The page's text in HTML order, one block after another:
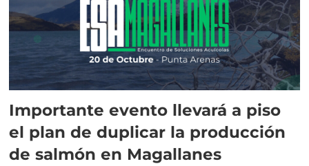
Importante evento llevará a piso
el plan de duplicar la producción
de salmón en Magallanes